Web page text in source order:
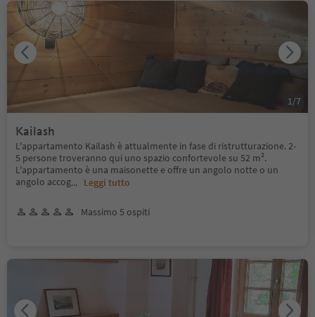
Kailash
L'appartamento Kailash è attualmente in fase di ristrutturazione. 2-
5 persone troveranno qui uno spazio confortevole su 52 m².
L'appartamento è una maisonette e offre un angolo notte o un
angolo accog... Leggi tutto
Massimo 5 ospiti
1 /7